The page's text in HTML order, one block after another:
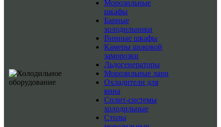
Морозильные
шкафы
Барные
холодильники
Винные шкафы
Камеры шоковой
заморозки
Льдогенераторы
Морозильные лари
Охладители для
вина
Сплит-системы
холодильные
Столы